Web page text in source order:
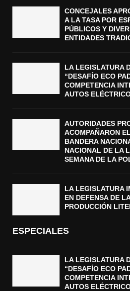
CONCEJALES
A LA TASA POR
PÚBLICOS Y
ENTIDADES
LA LEGISLATURA
“DESAFÍO ECO
COMPETENCIA
AUTOS
AUTORIDADES
ACOMPAÑARON
BANDERA
NACIONAL DE LA
SEMANA DE LA
LA LEGISLATURA
EN DEFENSA DE
PRODUCCIÓN
ESPECIALES
LA LEGISLATURA
“DESAFÍO ECO
COMPETENCIA
AUTOS